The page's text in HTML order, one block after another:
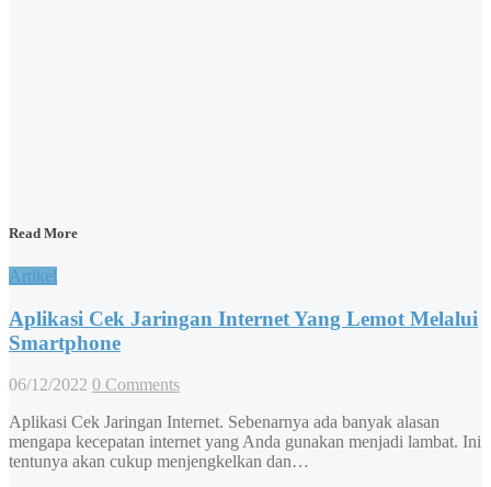
Read More
Artikel
Aplikasi Cek Jaringan Internet Yang Lemot Melalui
Smartphone
06/12/2022 0 Comments
Aplikasi Cek Jaringan Internet. Sebenarnya ada banyak alasan
mengapa kecepatan internet yang Anda gunakan menjadi lambat. Ini
tentunya akan cukup menjengkelkan dan…